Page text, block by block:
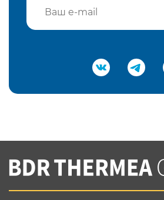
Подтвердить e-mail
Вы соглашаетесь с нашей
конфеденциальности